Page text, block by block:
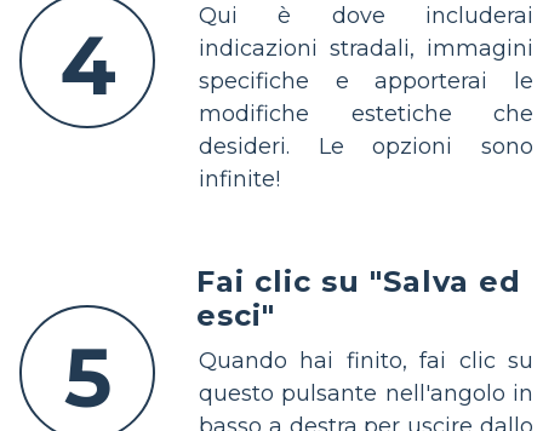
4
Qui è dove includerai
indicazioni stradali, immagini
specifiche e apporterai le
modifiche estetiche che
desideri. Le opzioni sono
infinite!
5
Fai clic su "Salva ed
esci"
Quando hai finito, fai clic su
questo pulsante nell'angolo in